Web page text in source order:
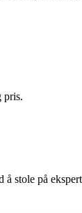
pris.
stole på